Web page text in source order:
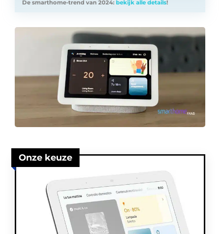
De smarthome-trend van 2024: bekijk alle details!
Onze keuze